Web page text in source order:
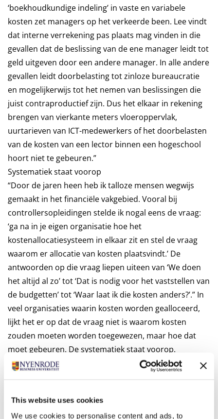
This website uses cookies
We use cookies to personalise content and ads, to
‘boekhoudkundige indeling’ in vaste en variabele
kosten zet managers op het verkeerde been. Lee vindt
dat interne verrekening pas plaats mag vinden in die
gevallen dat de beslissing van de ene manager leidt tot
geld uitgeven door een andere manager. In alle andere
gevallen leidt doorbelasting tot zinloze bureaucratie
en mogelijkerwijs tot het nemen van beslissingen die
juist contraproductief zijn. Dus het elkaar in rekening
brengen van vier­kante meters vloeroppervlak,
uurtarieven van ICT-medewerkers of het doorbelasten
van de kosten van een lector binnen een hogeschool
hoort niet te gebeuren.”
Systematiek staat voorop
“Door de jaren heen heb ik talloze mensen wegwijs
gemaakt in het financiële vakgebied. Vooral bij
controllersopleidingen stelde ik nogal eens de vraag:
‘ga na in je eigen organisatie hoe het
kostenallocatiesysteem in elkaar zit en stel de vraag
waarom er allocatie van kosten plaatsvindt.’ De
antwoorden op die vraag liepen uiteen van ‘We doen
het altijd al zo’ tot ‘Dat is nodig voor het vaststellen van
de budgetten’ tot ‘Waar laat ik die kosten anders?’.” In
veel organisaties waarin kosten worden gealloceerd,
lijkt het er op dat de vraag niet is waarom kosten
zouden moeten worden toegewezen, maar hoe dat
moet gebeuren. De systematiek staat voorop.
“Toegerekende kosten zijn daarbij niet afhankelijk van
verdeelsleutels. De hoogte van kosten en kostprijzen